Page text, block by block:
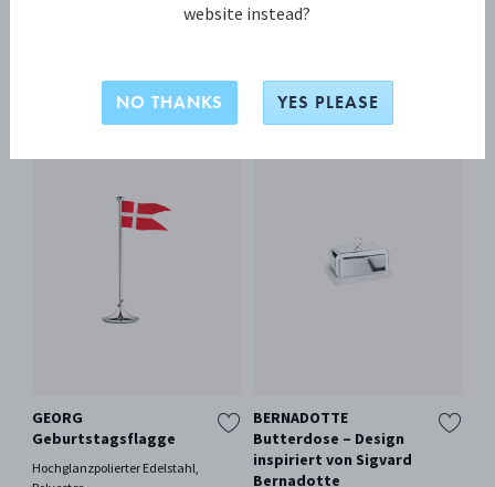
GEORG
Geburtstagsflagge
Hochglanzpolierter Edelstahl,
BERNADOTTE
Butterdose – Design
inspiriert von Sigvard
Bernadotte
website instead?
NO THANKS YES PLEASE